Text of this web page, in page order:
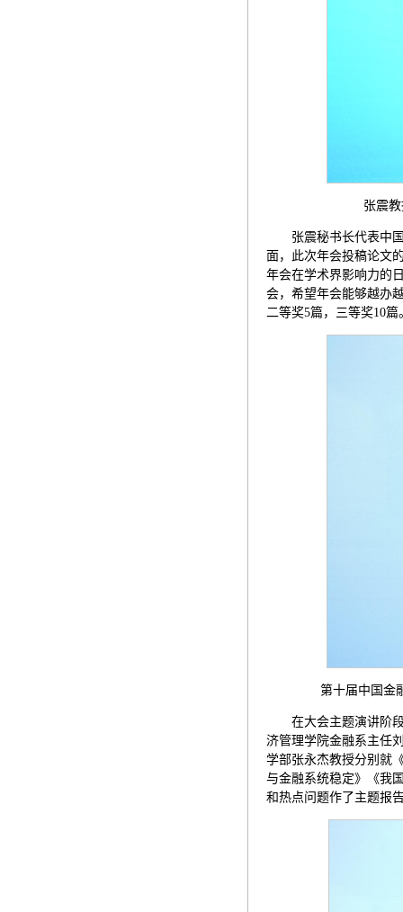
张震教授致
张震秘书长代表中
面，此次年会投稿论文
年会在学术界影响力的
会，希望年会能够越办
二等奖5篇，三等奖10篇
第十届中国金融
在大会主题演讲阶
济管理学院金融系主任
学部张永杰教授分别就
与金融系统稳定》《我
和热点问题作了主题报